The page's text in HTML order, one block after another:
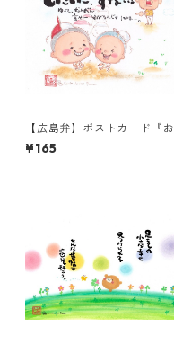
【広島弁】ポストカード『お
まえら いごいごす
な!!!・・・』
¥165